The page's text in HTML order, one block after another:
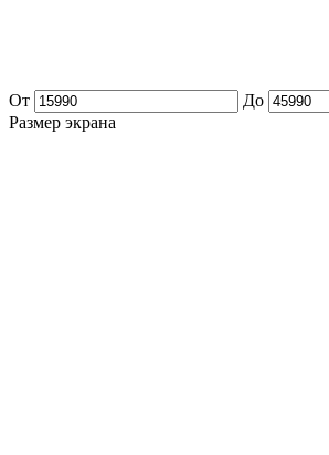
От
До
Размер экрана